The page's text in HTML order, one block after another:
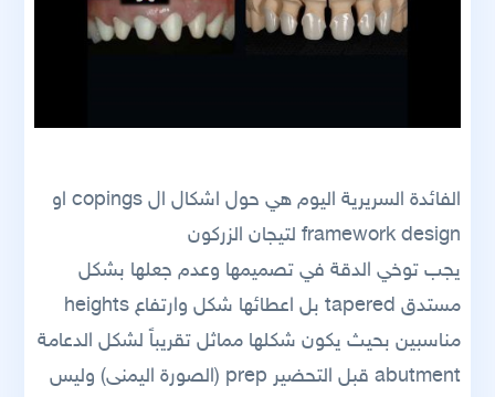
الفائدة السريرية اليوم هي حول اشكال ال copings او
framework design لتيجان الزركون
يجب توخي الدقة في تصميمها وعدم جعلها بشكل
مستدق tapered بل اعطائها شكل وارتفاع heights
مناسبين بحيث يكون شكلها مماثل تقريباً لشكل الدعامة
abutment قبل التحضير prep (الصورة اليمنى) وليس